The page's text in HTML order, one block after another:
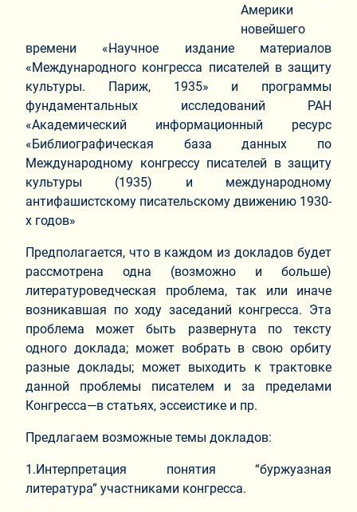
Америки
новейшего
времени «Научное издание материалов
«Международного конгресса писателей в защиту
культуры. Париж, 1935» и программы
фундаментальных исследований РАН
«Академический информационный ресурс
«Библиографическая база данных по
Международному конгрессу писателей в защиту
культуры (1935) и международному
антифашистскому писательскому движению 1930-
х годов»
Предполагается, что в каждом из докладов будет
рассмотрена одна (возможно и больше)
литературоведческая проблема, так или иначе
возникавшая по ходу заседаний конгресса. Эта
проблема может быть развернута по тексту
одного доклада; может вобрать в свою орбиту
разные доклады; может выходить к трактовке
данной проблемы писателем и за пределами
Конгресса—в статьях, эссеистике и пр.
Предлагаем возможные темы докладов:
1.Интерпретация понятия “буржуазная
литература” участниками конгресса.